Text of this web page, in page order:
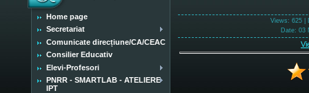
Home page
Secretariat
Comunicate direcțiune/CA/CEAC
Consilier Educativ
Elevi-Profesori
PNRR - SMARTLAB - ATELIERE
IPT
Views: 625 |
Date: 03